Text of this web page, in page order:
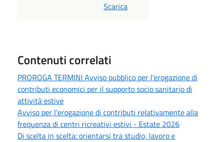
Scarica
Contenuti correlati
PROROGA TERMINI Avviso pubblico per l'erogazione di
contributi economici per il supporto socio sanitario di
attività estive
Avviso per l'erogazione di contributi relativamente alla
frequenza di centri ricreativi estivi - Estate 2026
Di scelta in scelta: orientarsi tra studio, lavoro e